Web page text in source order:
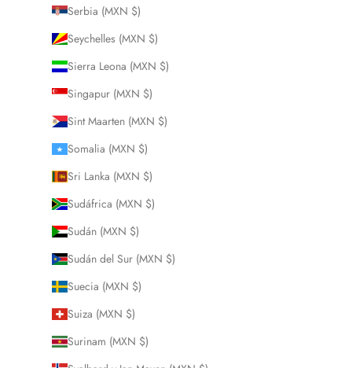
Serbia (MXN $)
Seychelles (MXN $)
Sierra Leona (MXN $)
Singapur (MXN $)
Sint Maarten (MXN $)
Somalia (MXN $)
Sri Lanka (MXN $)
Sudáfrica (MXN $)
Sudán (MXN $)
Sudán del Sur (MXN $)
Suecia (MXN $)
Suiza (MXN $)
Surinam (MXN $)